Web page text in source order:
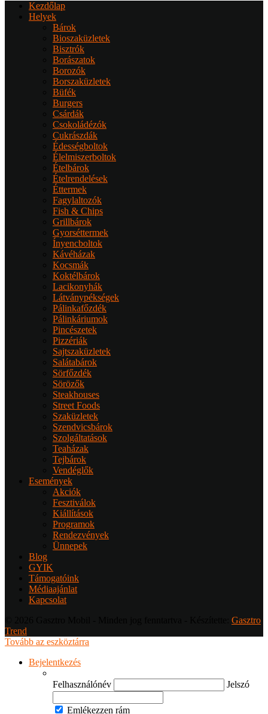
Kezdőlap
Helyek
Bárok
Bioszaküzletek
Bisztrók
Borászatok
Borozók
Borszaküzletek
Büfék
Burgers
Csárdák
Csokoládézók
Cukrászdák
Édességboltok
Élelmiszerboltok
Ételbárok
Ételrendelések
Éttermek
Fagylaltozók
Fish & Chips
Grillbárok
Gyorséttermek
Ínyencboltok
Kávéházak
Kocsmák
Koktélbárok
Lacikonyhák
Látványpékségek
Pálinkafőzdék
Pálinkáriumok
Pincészetek
Pizzériák
Sajtszaküzletek
Salátabárok
Sörfőzdék
Sörözők
Steakhouses
Street Foods
Szaküzletek
Szendvicsbárok
Szolgáltatások
Teaházak
Tejbárok
Vendéglők
Események
Akciók
Fesztiválok
Kiállítások
Programok
Rendezvények
Ünnepek
Blog
GYIK
Támogatóink
Médiaajánlat
Kapcsolat
Gasztro
Trend
Tovább az eszköztárra
Bejelentkezés
Felhasználónév Jelszó
Emlékezzen rám